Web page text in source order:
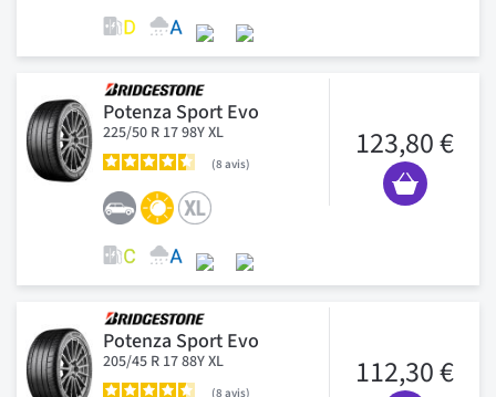
Potenza Sport Evo
225/50 R 17 98Y XL
8 avis
123,80 €
Potenza Sport Evo
205/45 R 17 88Y XL
8 avis
112,30 €